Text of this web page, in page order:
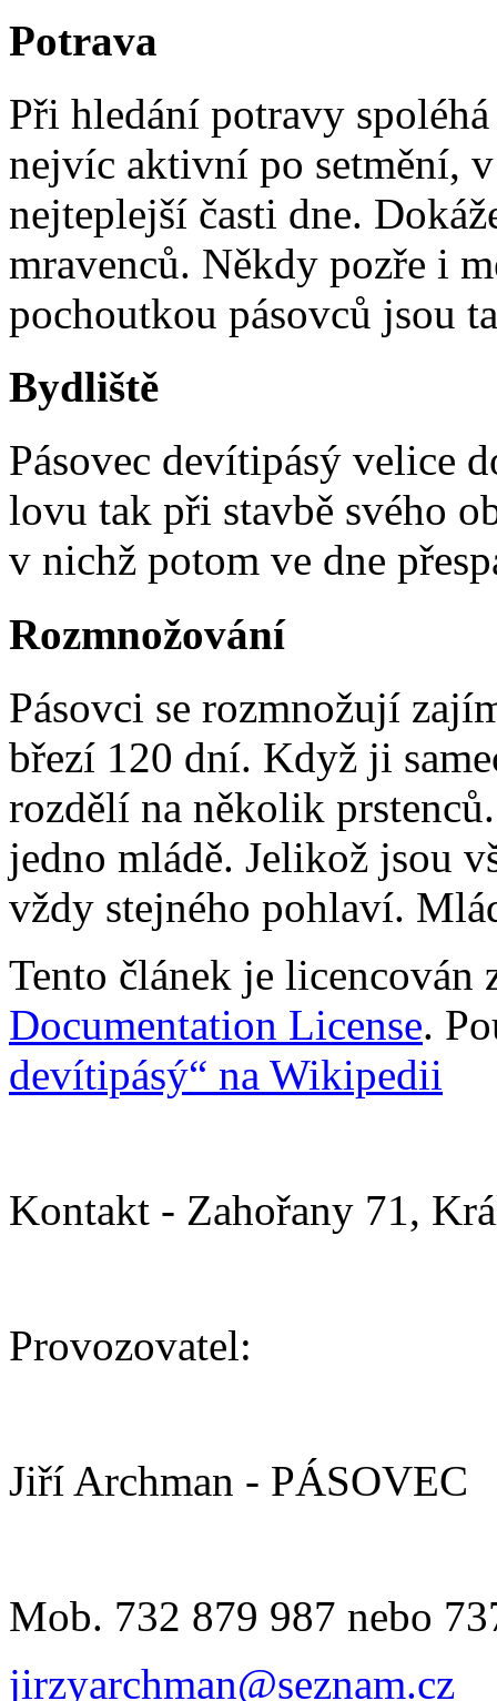
Potrava
Při hledání potravy
nejvíc aktivní po setmění,
nejteplejší časti dne.
mravenců. Někdy pozře i
pochoutkou pásovců jsou
Bydliště
Pásovec devítipásý velice
lovu tak při stavbě svého
v nichž potom ve dne
Rozmnožování
Pásovci se rozmnožují
březí 120 dní. Když ji
rozdělí na několik
jedno mládě. Jelikož jsou
vždy stejného pohlaví.
Tento článek je licencován
Documentation License.
devítipásý“ na Wikipedii
Kontakt - Zahořany 71,
Provozovatel:
Jiří Archman - PÁSOVEC
Mob. 732 879 987 nebo
jirzyarchman@seznam.cz